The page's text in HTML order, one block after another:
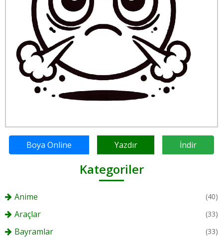
Boya Online Yazdır İndir
Kategoriler
Anime (40)
Araçlar (33)
Bayramlar (33)